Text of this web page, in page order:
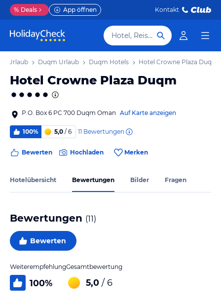
% Deals App öffnen Kontakt
Hotel, Reiseziel
Urlaub Duqm Urlaub Duqm Hotels Hotel Crowne Plaza Duqm
Hotel Crowne Plaza Duqm
P.O. Box 6 PC 700 Duqm Oman Auf Karte anzeigen
100% 5,0 / 6 11 Bewertungen
Bewerten Hochladen Merken
Hotelübersicht Bewertungen Bilder Fragen
Bewertungen (11)
Bewerten
Weiterempfehlung
100%
Gesamtbewertung
5,0 / 6